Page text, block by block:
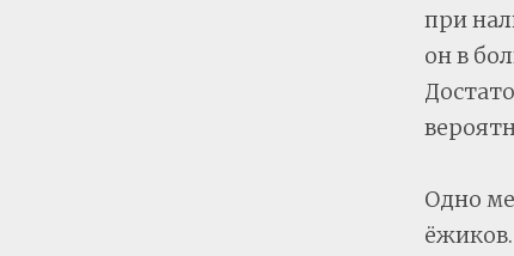
при
он в
Одно